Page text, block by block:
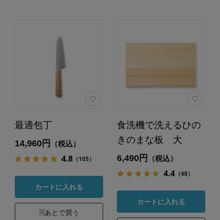
最適包丁
14,960円 （税込）
4.8（105）
カートに入れる
あとで買う
食洗機で洗えるひの
きのまな板 大
6,490円 （税込）
4.4（48）
カートに入れる